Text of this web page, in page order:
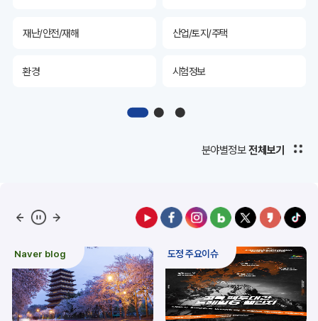
재난/안전/재해 산업/토지/주택
환경 시험정보
디지털아카이브
공공데이터&통계
산림 해양/수산
보건·복지/여성/장애인 문화/관광/음식
재난/안전/재해 산업/토지/주택
분야별정보 전체보기
Naver blog 도정 주요이슈